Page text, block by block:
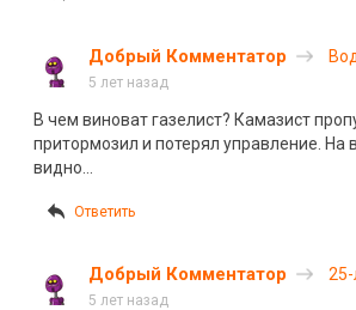
Добрый Комментатор
5 лет назад
В чем виноват газелист? Камазист
притормозил и потерял управление. На
видно…
Ответить
Добрый Комментатор
5 лет назад